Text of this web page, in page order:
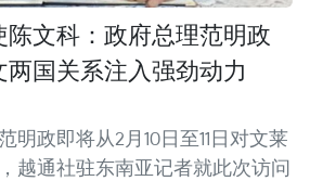
文科：政府总理范明政
国关系注入强劲动力
明政即将从2月10日至11日对文莱
越通社驻东南亚记者就此次访问